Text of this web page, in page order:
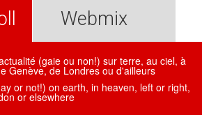
Webmix
(gaie ou non!) sur terre, au ciel, à
Genève, de Londres ou d'ailleurs
or not!) on earth, in heaven, left or right,
or elsewhere